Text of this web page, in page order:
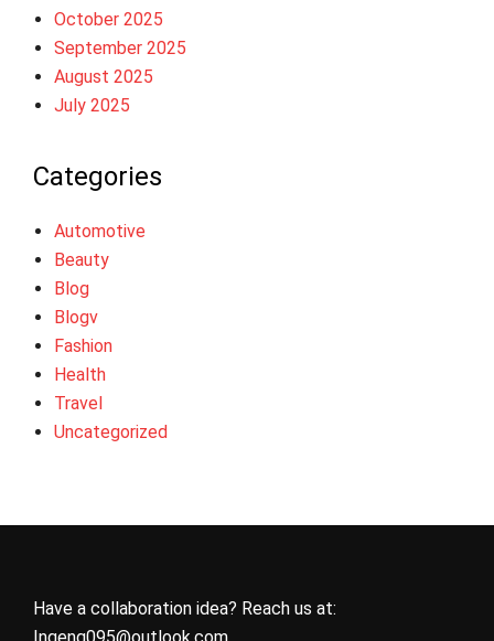
October 2025
September 2025
August 2025
July 2025
Categories
Automotive
Beauty
Blog
Blogv
Fashion
Health
Travel
Uncategorized
Have a collaboration idea? Reach us at: